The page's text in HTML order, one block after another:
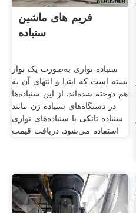
فریم های ماشین
سنباده
سنباده نواری به‌صورت یک نوار
بسته است که ابتدا و انتهای آن به
هم دوخته شده‌اند. از این سنباده‌ها
در دستگاه‌های سنباده زن مانند
سنباده تانکی یا سنباده‌های نواری
استفاده می‌شود. دریافت قیمت